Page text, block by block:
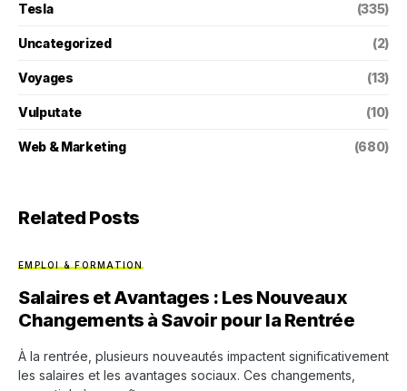
Tesla (335)
Uncategorized (2)
Voyages (13)
Vulputate (10)
Web & Marketing (680)
Related Posts
EMPLOI & FORMATION
Salaires et Avantages : Les Nouveaux
Changements à Savoir pour la Rentrée
À la rentrée, plusieurs nouveautés impactent significativement
les salaires et les avantages sociaux. Ces changements,